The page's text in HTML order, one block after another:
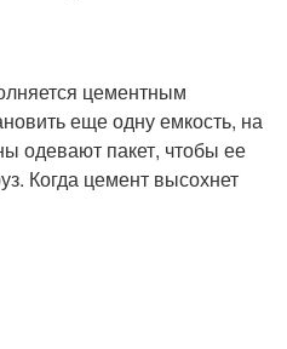
цементным
еще одну емкость, на
одевают пакет, чтобы ее
Когда цемент высохнет